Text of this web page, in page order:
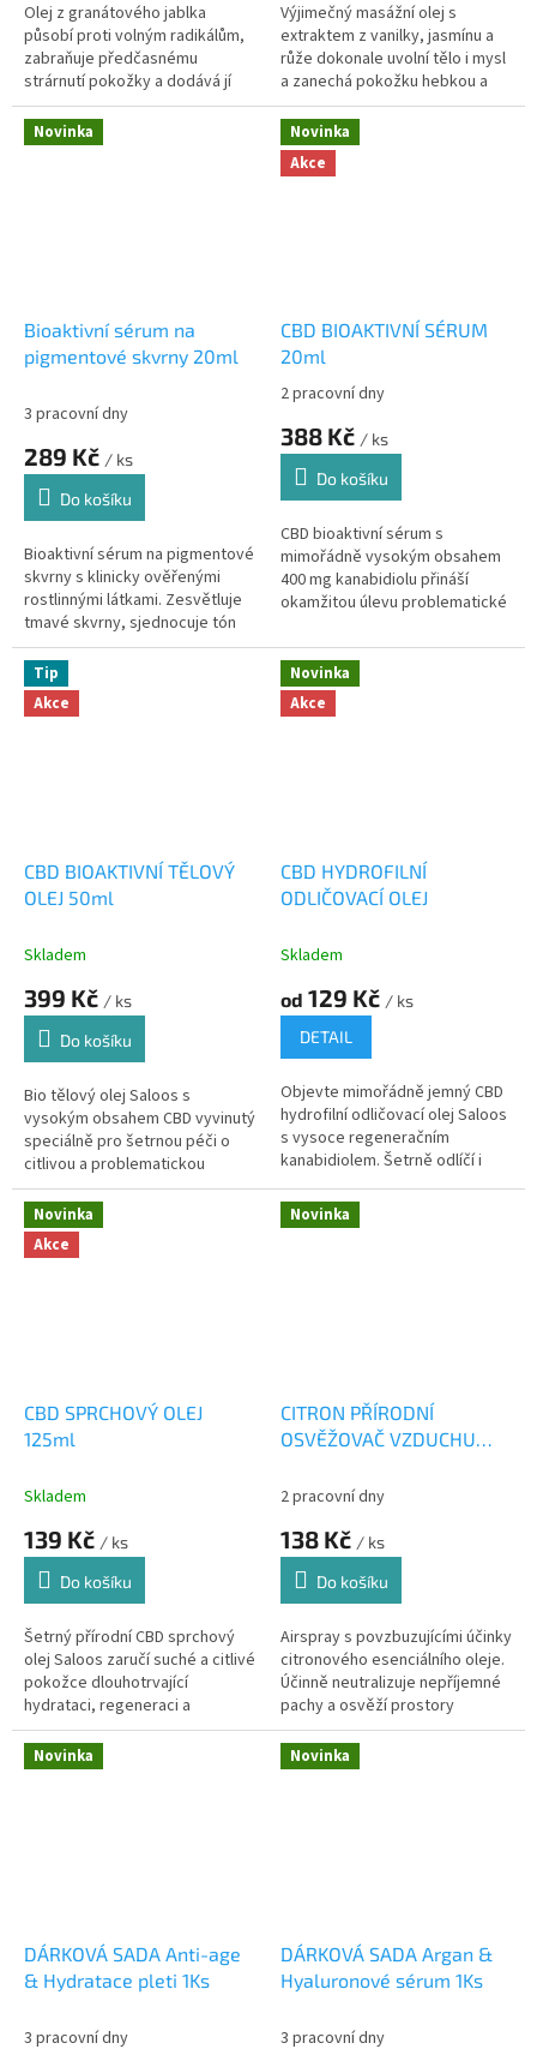
Olej z granátového jablka
působí proti volným radikálům,
zabraňuje předčasnému
strárnutí pokožky a dodává jí
krásný vzhled
Výjimečný masážní olej s
extraktem z vanilky, jasmínu a
růže dokonale uvolní tělo i mysl
a zanechá pokožku hebkou a
vláčnou
Novinka
Bioaktivní sérum na
pigmentové skvrny 20ml
3 pracovní dny
289 Kč / ks
Do košíku
Bioaktivní sérum na pigmentové
skvrny s klinicky ověřenými
rostlinnými látkami. Zesvětluje
tmavé skvrny, sjednocuje tón
pleti a předchází nové
pigmentaci. Dermatologicky...
Novinka
Akce
CBD BIOAKTIVNÍ SÉRUM
20ml
Průměrné
produktu
5,0
5
hvězdiček.
2 pracovní dny
388 Kč / ks
Do košíku
CBD bioaktivní sérum s
mimořádně vysokým obsahem
400 mg kanabidiolu přináší
okamžitou úlevu problematické
lupénku, zmírňuje svědění a
intenzivně...
Tip
Akce
CBD BIOAKTIVNÍ TĚLOVÝ
OLEJ 50ml
Skladem
399 Kč / ks
Do košíku
Bio tělový olej Saloos s
vysokým obsahem CBD vyvinutý
speciálně pro šetrnou péči o
citlivou a problematickou
pokožku se sklonem k akné,
ekzému či lupénce.
Novinka
Akce
CBD HYDROFILNÍ
ODLIČOVACÍ OLEJ
Skladem
od 129 Kč / ks
DETAIL
Objevte mimořádně jemný CBD
hydrofilní odličovací olej Saloos
s vysoce regeneračním
kanabidiolem. Šetrně odlíčí i
voděodolný make-up a zároveň
pleť zklidní.
Novinka
Akce
CBD SPRCHOVÝ OLEJ
125ml
Skladem
139 Kč / ks
Do košíku
Šetrný přírodní CBD sprchový
olej Saloos zaručí suché a citlivé
pokožce dlouhotrvající
hydrataci, regeneraci a
dokonalý komfort.
Novinka
CITRON PŘÍRODNÍ
OSVĚŽOVAČ VZDUCHU
2 pracovní dny
138 Kč / ks
Do košíku
Airspray s povzbuzujícími účinky
citronového esenciálního oleje.
Účinně neutralizuje nepříjemné
pachy a osvěží prostory
Novinka
DÁRKOVÁ SADA Anti-age
& Hydratace pleti 1Ks
3 pracovní dny
Novinka
DÁRKOVÁ SADA Argan &
Hyaluronové sérum 1Ks
3 pracovní dny